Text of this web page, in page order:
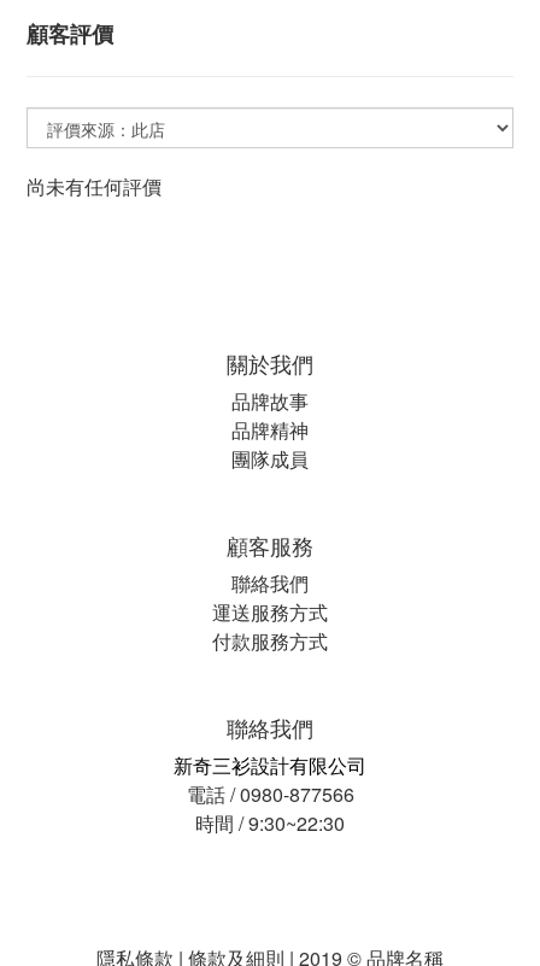
顧客評價
尚未有任何評價
關於我們
品牌故事
品牌精神
團隊成員
顧客服務
聯絡我們
運送服務方式
付款服務方式
聯絡我們
新奇三衫設計有限公司
電話 / 0980-877566
時間 / 9:30~22:30
隱私條款 | 條款及細則 | 2019 © 品牌名稱